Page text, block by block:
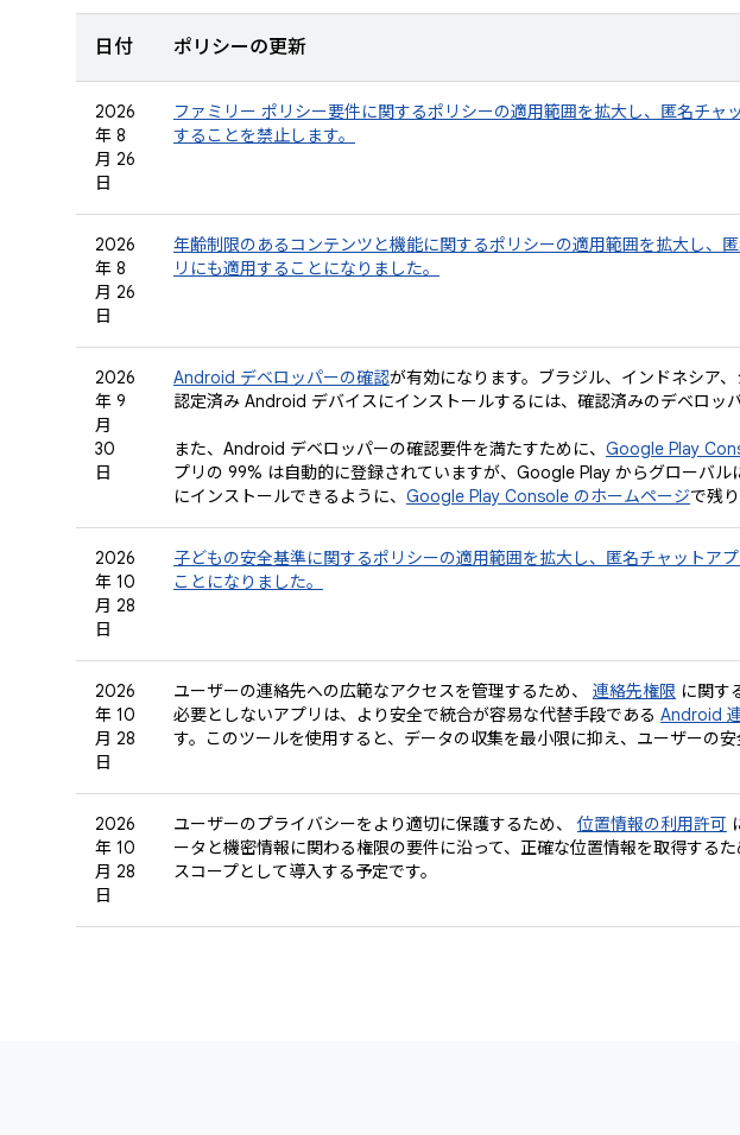
日付 ポリシーの更新
2026
年 8
月 26
日
ファミリー ポリシー要件に関するポリシーの適用範囲を拡大し、匿名チャ
することを禁止します。
2026
年 8
月 26
日
年齢制限のあるコンテンツと機能に関するポリシーの適用範囲を拡大し、
リにも適用することになりました。
2026
年 9
月
30
日
Android デベロッパーの確認が有効になります。ブラジル、インドネシア
認定済み Android デバイスにインストールするには、確認済みのデベロッ
また、Android デベロッパーの確認要件を満たすために、 Google Play
プリの 99% は自動的に登録されていますが、Google Play からグローバ
にインストールできるように、 Google Play Console のホームページで残
2026
年 10
月 28
日
子どもの安全基準に関するポリシーの適用範囲を拡大し、匿名チャットア
ことになりました。
2026
年 10
月 28
日
ユーザーの連絡先への広範なアクセスを管理するため、 連絡先権限 に関す
必要としないアプリは、より安全で統合が容易な代替手段である Android
す。このツールを使用すると、データの収集を最小限に抑え、ユーザーの安
2026
年 10
月 28
日
ユーザーのプライバシーをより適切に保護するため、 位置情報の利用許可
ータと機密情報に関わる権限の要件に沿って、正確な位置情報を取得する
スコープとして導入する予定です。